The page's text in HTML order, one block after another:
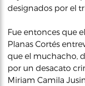
designados por el
Fue entonces que
Planas Cortés
que el muchacho,
por un desacato
Miriam Camila